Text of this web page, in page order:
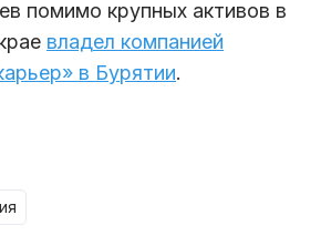
помимо крупных активов в
владел компанией
в Бурятии.